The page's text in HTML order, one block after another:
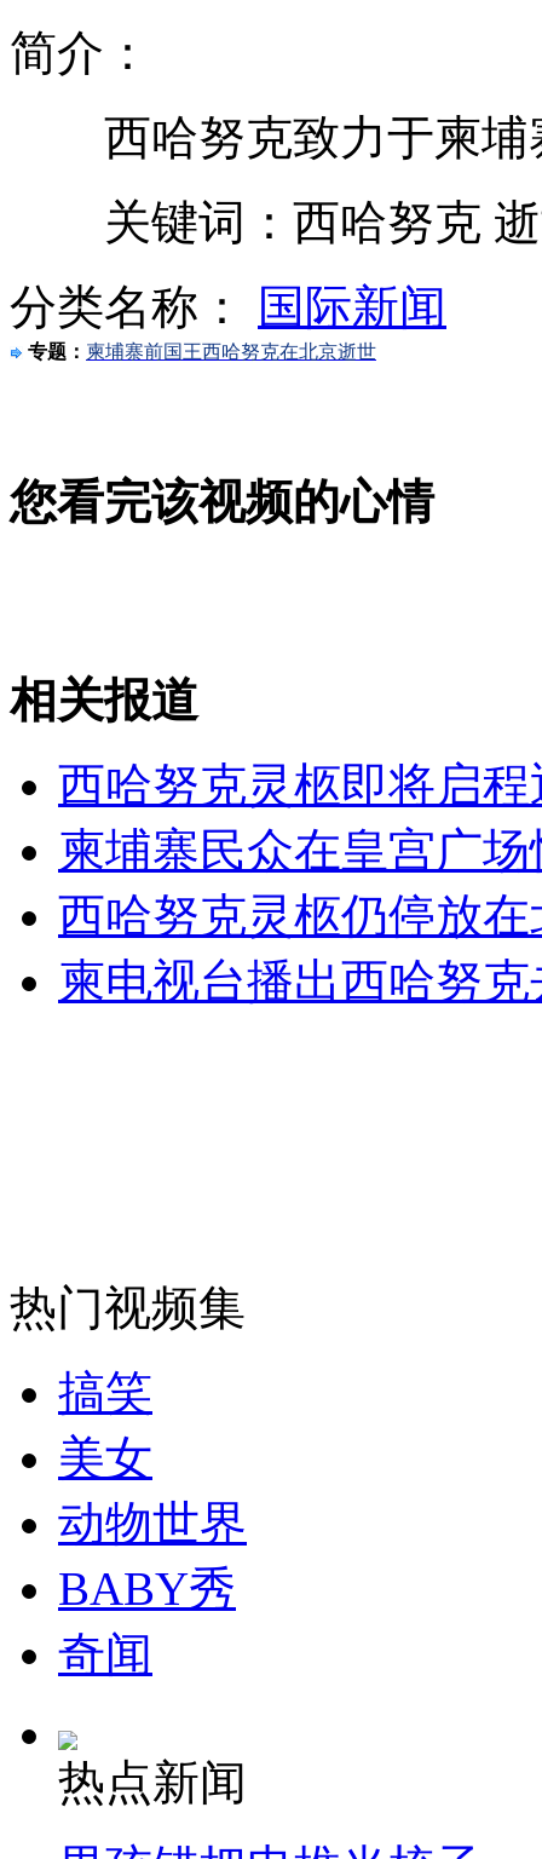
西哈努克灵柩启程返回金边 将约十万人迎接
实拍卖淫女被抓 称"问心无愧"
山西运城恶犬咬伤多人 警民合力深夜将其击毙
女孩北京地铁殴打老人 痛下狠手拳打脚踢
无痛分娩是否安全 医生回应
消防员救轻生者
纽约上演“枕头大战”
司机酒驾遇交警 急速倒车逃窜
简介：
西哈努克致力于柬埔
关键词：西哈努克 逝
分类名称：
国际新闻
专题： 柬埔寨前国王西哈努克在北京逝世
您看完该视频的心情
相关报道
西哈努克灵柩即将启
柬埔寨民众在皇宫广
西哈努克灵柩仍停放
柬电视台播出西哈努
热门视频集
搞笑
美女
动物世界
BABY秀
奇闻
热点新闻